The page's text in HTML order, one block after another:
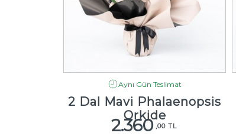
Aynı Gün Teslimat
2 Dal Mavi Phalaenopsis
Orkide
2.360 ,00 TL